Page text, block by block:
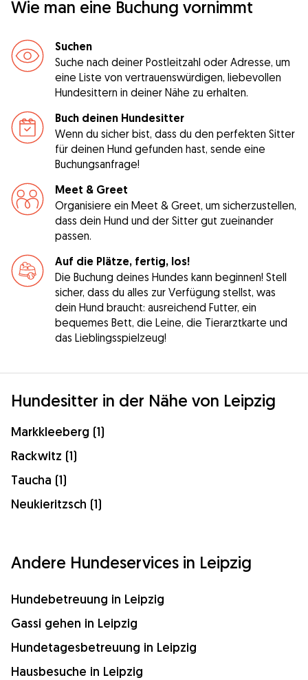
Wie man eine Buchung vornimmt
Suchen
Suche nach deiner Postleitzahl oder Adresse, um
eine Liste von vertrauenswürdigen, liebevollen
Hundesittern in deiner Nähe zu erhalten.
Buch deinen Hundesitter
Wenn du sicher bist, dass du den perfekten Sitter
für deinen Hund gefunden hast, sende eine
Buchungsanfrage!
Meet & Greet
Organisiere ein Meet & Greet, um sicherzustellen,
dass dein Hund und der Sitter gut zueinander
passen.
Auf die Plätze, fertig, los!
Die Buchung deines Hundes kann beginnen! Stell
sicher, dass du alles zur Verfügung stellst, was
dein Hund braucht: ausreichend Futter, ein
bequemes Bett, die Leine, die Tierarztkarte und
das Lieblingsspielzeug!
Hundesitter in der Nähe von Leipzig
Markkleeberg (1)
Rackwitz (1)
Taucha (1)
Neukieritzsch (1)
Andere Hundeservices in Leipzig
Hundebetreuung in Leipzig
Gassi gehen in Leipzig
Hundetagesbetreuung in Leipzig
Hausbesuche in Leipzig